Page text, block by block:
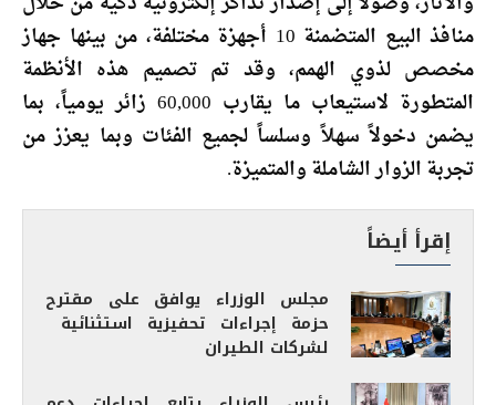
منافذ البيع المتضمنة 10 أجهزة مختلفة، من بينها جهاز
مخصص لذوي الهمم، وقد تم تصميم هذه الأنظمة
المتطورة لاستيعاب ما يقارب 60,000 زائر يومياً، بما
يضمن دخولاً سهلاً وسلساً لجميع الفئات وبما يعزز من
تجربة الزوار الشاملة والمتميزة.
إقرأ أيضاً
مجلس الوزراء يوافق على مقترح
حزمة إجراءات تحفيزية استثنائية
لشركات الطيران